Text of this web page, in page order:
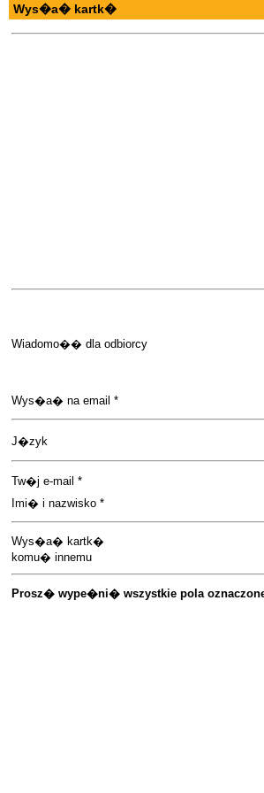
Wys�a� kartk�
Wiadomo�� dla odbiorcy
Wys�a� na email *
J�zyk
Tw�j e-mail *
Imi� i nazwisko *
Wys�a� kartk�
komu� innemu
Prosz� wype�ni� wszystkie pola